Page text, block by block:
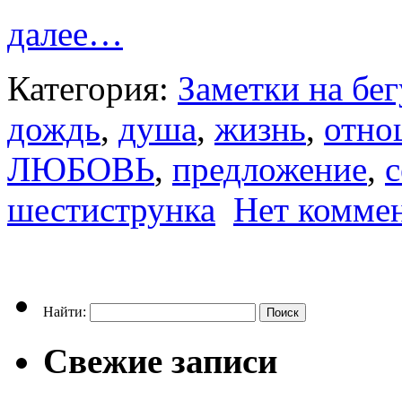
далее…
Категория: Заметки на
дождь, душа, жизнь,
ЛЮБОВЬ, предложение,
шестиструнка Нет
Найти:
Свежие записи